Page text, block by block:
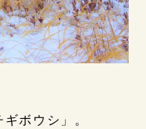
ボウシ」。